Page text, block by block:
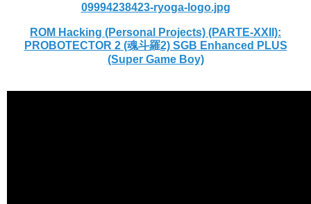
09994238423-ryoga-logo.jpg
ROM Hacking (Personal Projects) (PARTE-XXII):
PROBOTECTOR 2 (魂斗羅2) SGB Enhanced PLUS
(Super Game Boy)